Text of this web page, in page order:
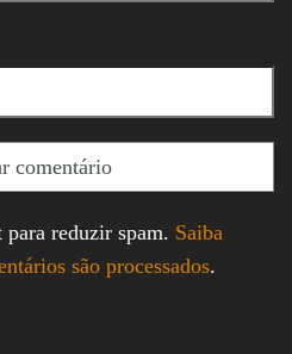
reduzir spam. Saiba
são processados.